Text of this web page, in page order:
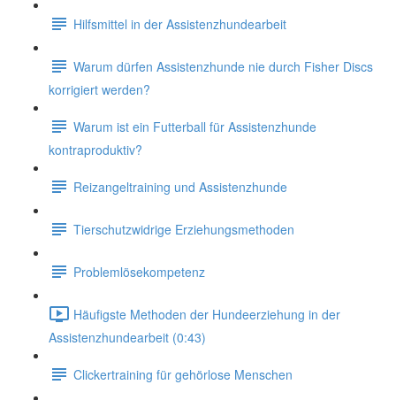
Hilfsmittel in der Assistenzhundearbeit
Warum dürfen Assistenzhunde nie durch Fisher Discs
korrigiert werden?
Warum ist ein Futterball für Assistenzhunde
kontraproduktiv?
Reizangeltraining und Assistenzhunde
Tierschutzwidrige Erziehungsmethoden
Problemlösekompetenz
Häufigste Methoden der Hundeerziehung in der
Assistenzhundearbeit (0:43)
Clickertraining für gehörlose Menschen